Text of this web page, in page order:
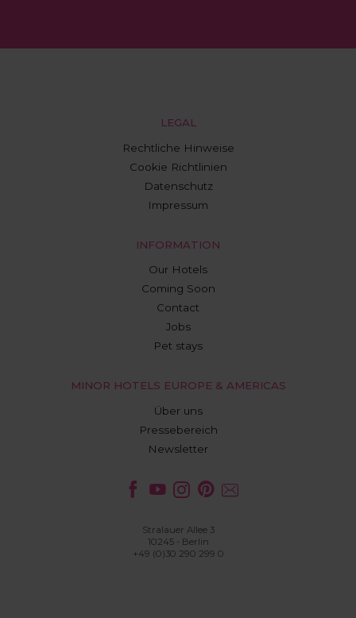
LEGAL
Rechtliche Hinweise
Cookie Richtlinien
Datenschutz
Impressum
INFORMATION
Our Hotels
Coming Soon
Contact
Jobs
Pet stays
MINOR HOTELS EUROPE & AMERICAS
Über uns
Pressebereich
Newsletter
Stralauer Allee 3
10245 - Berlin
+49 (0)30 290 299 0